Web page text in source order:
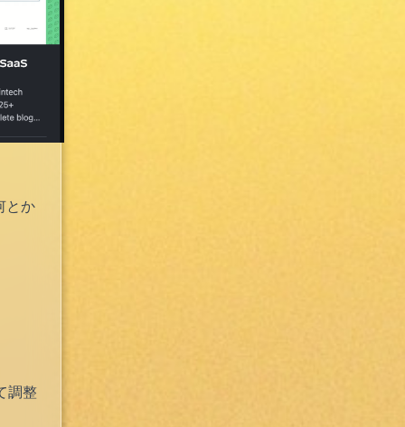
とか
調整